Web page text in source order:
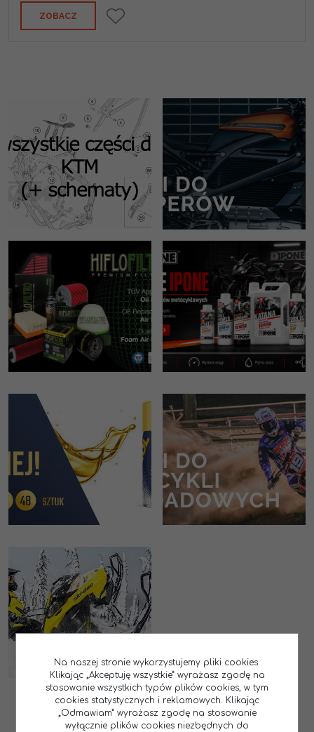
ZOBACZ
Na naszej stronie wykorzystujemy pliki cookies.
Klikając „Akceptuję wszystkie” wyrażasz zgodę na
stosowanie wszystkich typów plików cookies, w tym
cookies statystycznych i reklamowych. Klikając
„Odmawiam” wyrażasz zgodę na stosowanie
wyłącznie plików cookies niezbędnych do